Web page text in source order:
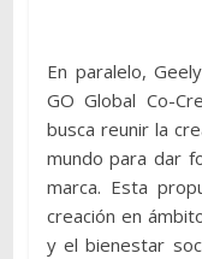
En paralelo,
GO Global Co-
busca reunir la
mundo para dar
marca. Esta
creación en
y el bienestar